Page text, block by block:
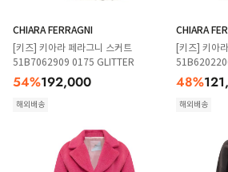
CHIARA FERRAGNI
[키즈] 키아라 페라그니 스커트
51B7062909 0175 GLITTER
54%192,000
해외배송
CHIARA
[키즈] 키아
48%
해외배송